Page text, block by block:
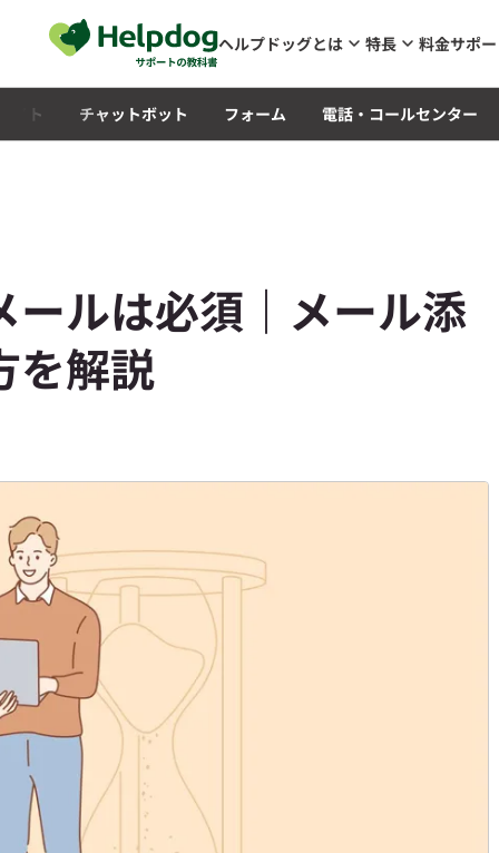
メインコンテンツへスキップ
ヘルプドッグとは 特長 料金サポ
イト チャットボット フォーム 電話・コールセンター
ールは必須｜メール添
を解説